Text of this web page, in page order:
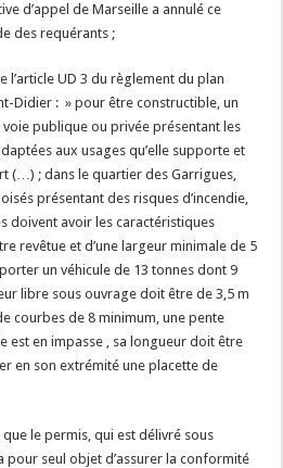
d’appel de Marseille a annulé ce
des requérants ;
l’article UD 3 du règlement du plan
Didier : » pour être constructible, un
publique ou privée présentant les
aux usages qu’elle supporte et
(…) ; dans le quartier des Garrigues,
présentant des risques d’incendie,
doivent avoir les caractéristiques
revêtue et d’une largeur minimale de 5
un véhicule de 13 tonnes dont 9
libre sous ouvrage doit être de 3,5 m
courbes de 8 minimum, une pente
est en impasse , sa longueur doit être
en son extrémité une placette de
le permis, qui est délivré sous
pour seul objet d’assurer la conformité